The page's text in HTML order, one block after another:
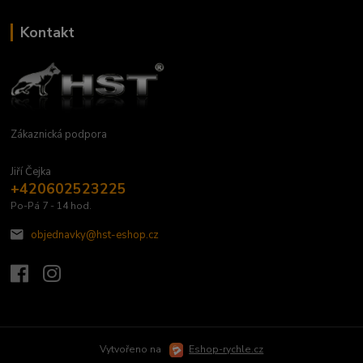
Kontakt
Zákaznická podpora
Jiří Čejka
+420602523225
Po-Pá 7 - 14 hod.
objednavky@hst-eshop.cz
Vytvořeno na Eshop-rychle.cz